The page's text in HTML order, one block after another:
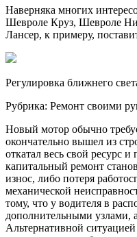
Наверняка многих
Шевроле Круз, Шевроле
Лансер, к примеру,
Регулировка ближнего
Рубрика: Ремонт своими
Новый мотор обычно
окончательно вышел из
откатал весь свой ресурс и
капитальный ремонт
износ, либо потеря
механической
тому, что у водителя в
дополнительными узлами,
Альтернативной